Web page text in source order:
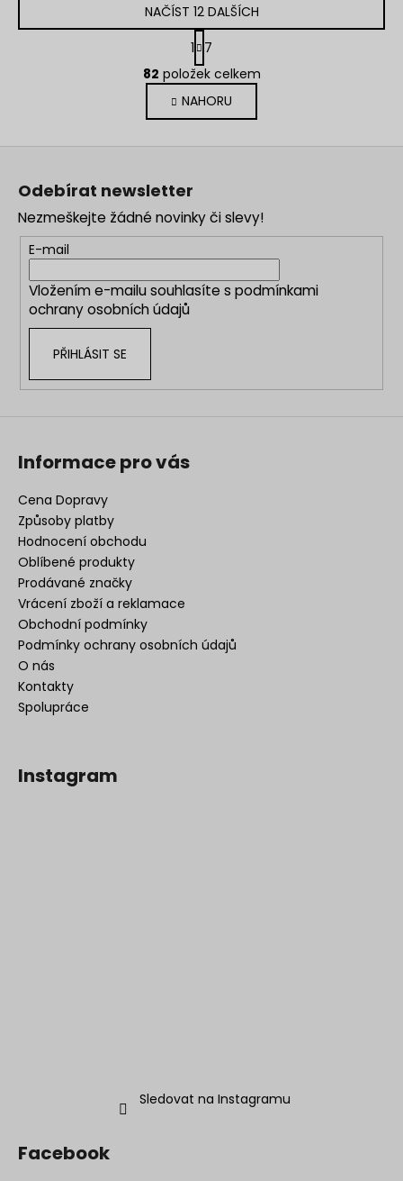
O
v
l
á
d
p
r
v
k
y
NAČÍST 12 DALŠÍCH
S
t
r
á
n
k
1
7
82 položek celkem
NAHORU
Odebírat newsletter
Nezmeškejte žádné novinky či slevy!
E-mail
Vložením e-mailu souhlasíte s podmínkami
ochrany osobních údajů
PŘIHLÁSIT SE
Informace pro vás
Cena Dopravy
Způsoby platby
Hodnocení obchodu
Oblíbené produkty
Prodávané značky
Vrácení zboží a reklamace
Obchodní podmínky
Podmínky ochrany osobních údajů
O nás
Kontakty
Spolupráce
Instagram
Sledovat na Instagramu
Facebook